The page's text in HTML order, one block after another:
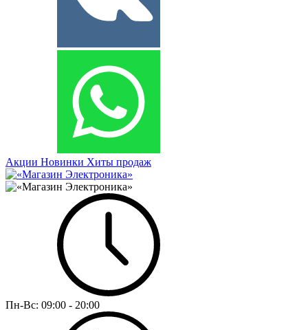
Акции Новинки Хиты продаж
Пн-Вс: 09:00 - 20:00